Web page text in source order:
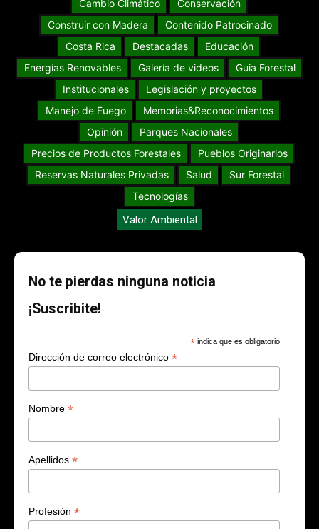
Cambio Climático
Conservación
Construir con Madera
Contenido Patrocinado
Costa Rica
Destacadas
Educación
Energías Renovables
Galería de videos
Guia Forestal
Institucionales
Legislación y proyectos
Manejo de Fuego
Memorias&Reconocimientos
Opinión
Parques Nacionales
Precios de Productos Forestales
Pueblos Originarios
Reservas Naturales Privadas
Salud
Sur Forestal
Tecnologías
Valor Ambiental
No te pierdas ninguna noticia
¡Suscribite!
* indica que es obligatorio
Dirección de correo electrónico *
Nombre *
Apellidos *
Profesión *